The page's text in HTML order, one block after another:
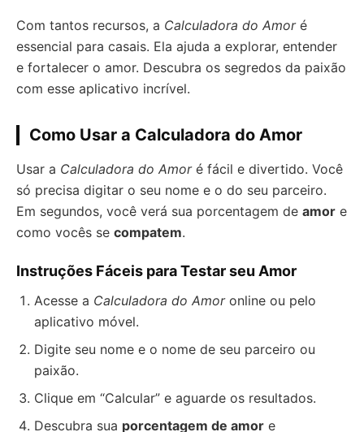
Com tantos recursos, a Calculadora do Amoré
essencial para casais. Ela ajuda a explorar, entender
e fortalecer o amor. Descubra os segredos da paixão
com esse aplicativo incrível.
Como Usar a Calculadora do Amor
Usar a Calculadora do Amoré fácil e divertido. Você
só precisa digitar o seu nome e o do seu parceiro.
Em segundos, você verá sua porcentagem de amor e
como vocês se compatem.
Instruções Fáceis para Testar seu Amor
Acesse a Calculadora do Amoronline ou pelo
aplicativo móvel.
Digite seu nome e o nome de seu parceiro ou
paixão.
Clique em “Calcular” e aguarde os resultados.
Descubra sua porcentagem de amor e